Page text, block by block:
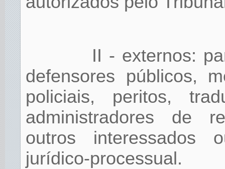
II - externos:
defensores públicos,
policiais, peritos,
administradores de
outros interessados
jurídico-processual.